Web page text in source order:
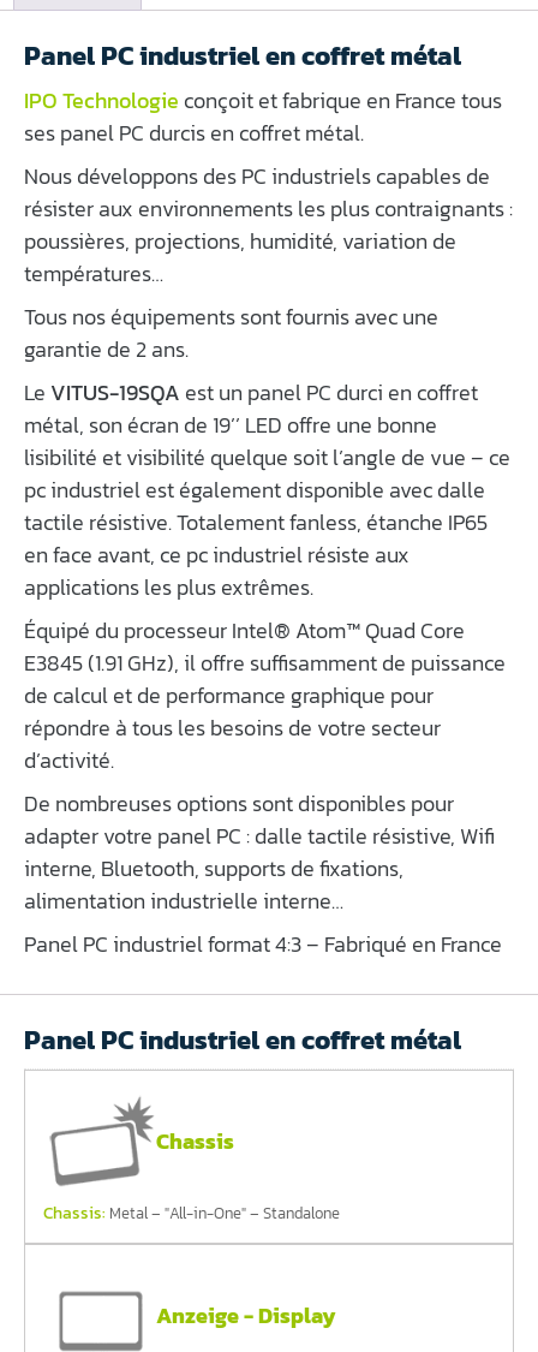
Panel PC industriel en coffret métal
IPO Technologie conçoit et fabrique en France tous
ses panel PC durcis en coffret métal.
Nous développons des PC industriels capables de
résister aux environnements les plus contraignants :
poussières, projections, humidité, variation de
températures…
Tous nos équipements sont fournis avec une
garantie de 2 ans.
Le VITUS-19SQA est un panel PC durci en coffret
métal, son écran de 19’’ LED offre une bonne
lisibilité et visibilité quelque soit l’angle de vue – ce
pc industriel est également disponible avec dalle
tactile résistive. Totalement fanless, étanche IP65
en face avant, ce pc industriel résiste aux
applications les plus extrêmes.
Équipé du processeur Intel® Atom™ Quad Core
E3845 (1.91 GHz), il offre suffisamment de puissance
de calcul et de performance graphique pour
répondre à tous les besoins de votre secteur
d’activité.
De nombreuses options sont disponibles pour
adapter votre panel PC : dalle tactile résistive, Wifi
interne, Bluetooth, supports de fixations,
alimentation industrielle interne…
Panel PC industriel format 4:3 – Fabriqué en France
Panel PC industriel en coffret métal
Chassis
Chassis: Metal – "All-in-One" – Standalone
Anzeige - Display